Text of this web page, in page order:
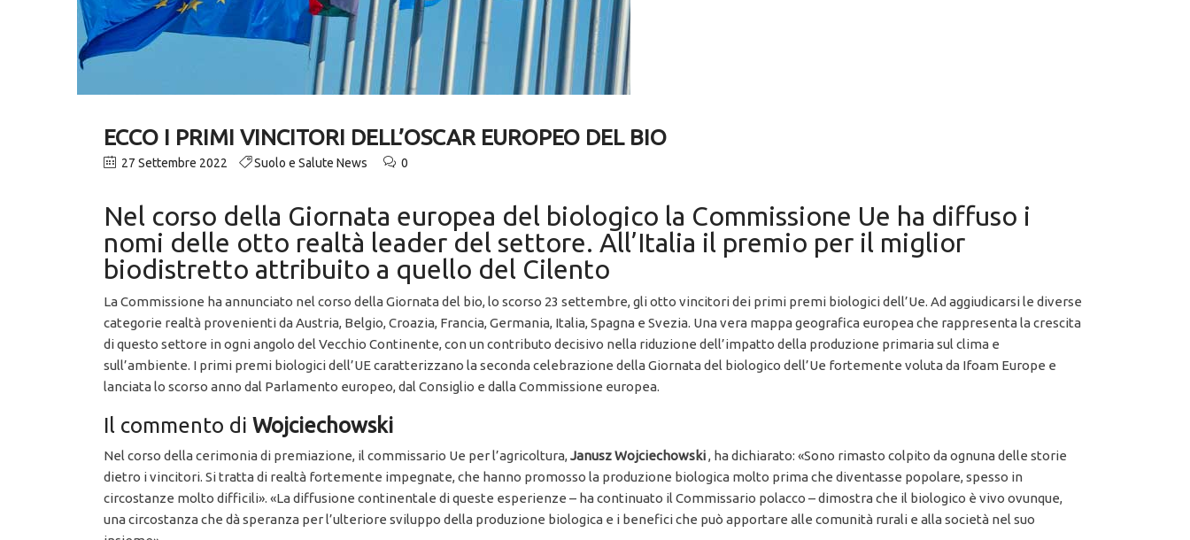
ECCO I PRIMI VINCITORI DELL’OSCAR EUROPEO DEL BIO
27 Settembre 2022 Suolo e Salute News 0
Nel corso della Giornata europea del biologico la Commissione Ue ha diffuso i
nomi delle otto realtà leader del settore. All’Italia il premio per il miglior
biodistretto attribuito a quello del Cilento
La Commissione ha annunciato nel corso della Giornata del bio, lo scorso 23 settembre, gli otto vincitori dei primi premi biologici dell’Ue. Ad aggiudicarsi le diverse
categorie realtà provenienti da Austria, Belgio, Croazia, Francia, Germania, Italia, Spagna e Svezia. Una vera mappa geografica europea che rappresenta la crescita
di questo settore in ogni angolo del Vecchio Continente, con un contributo decisivo nella riduzione dell’impatto della produzione primaria sul clima e
sull’ambiente. I primi premi biologici dell’UE caratterizzano la seconda celebrazione della Giornata del biologico dell’Ue fortemente voluta da Ifoam Europe e
lanciata lo scorso anno dal Parlamento europeo, dal Consiglio e dalla Commissione europea.
Il commento di Wojciechowski
Nel corso della cerimonia di premiazione, il commissario Ue per l’agricoltura,Janusz Wojciechowski, ha dichiarato: «Sono rimasto colpito da ognuna delle storie
dietro i vincitori. Si tratta di realtà fortemente impegnate, che hanno promosso la produzione biologica molto prima che diventasse popolare, spesso in
circostanze molto difficili». «La diffusione continentale di queste esperienze – ha continuato il Commissario polacco – dimostra che il biologico è vivo ovunque,
una circostanza che dà speranza per l’ulteriore sviluppo della produzione biologica e i benefici che può apportare alle comunità rurali e alla società nel suo